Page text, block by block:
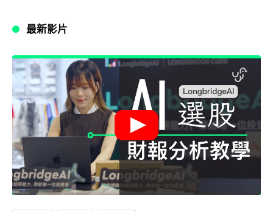
最新影片